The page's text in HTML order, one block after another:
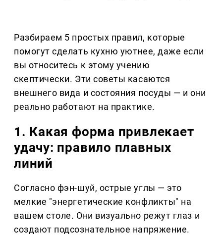
Разбираем 5 простых правил, которые
помогут сделать кухню уютнее, даже если
вы относитесь к этому учению
скептически. Эти советы касаются
внешнего вида и состояния посуды — и они
реально работают на практике.
1. Какая форма привлекает
удачу: правило плавных
линий
Согласно фэн-шуй, острые углы — это
мелкие "энергетические конфликты" на
вашем столе. Они визуально режут глаз и
создают подсознательное напряжение.